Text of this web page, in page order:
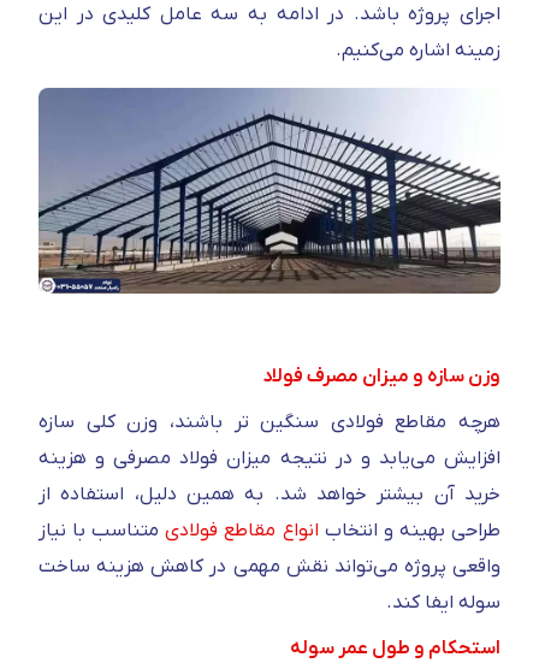
اجرای پروژه باشد. در ادامه به سه عامل کلیدی در این
زمینه اشاره می‌کنیم.
وزن سازه و میزان مصرف فولاد
هرچه مقاطع فولادی سنگین‌ تر باشند، وزن کلی سازه
افزایش می‌یابد و در نتیجه میزان فولاد مصرفی و هزینه
خرید آن بیشتر خواهد شد. به همین دلیل، استفاده از
طراحی بهینه و انتخاب انواع مقاطع فولادیمتناسب با نیاز
واقعی پروژه می‌تواند نقش مهمی در کاهش هزینه ساخت
سوله ایفا کند.
استحکام و طول عمر سوله